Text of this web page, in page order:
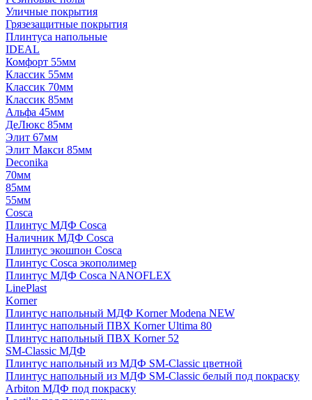
Уличные покрытия
Грязезащитные покрытия
Плинтуса напольные
IDEAL
Комфорт 55мм
Классик 55мм
Классик 70мм
Классик 85мм
Альфа 45мм
ДеЛюкс 85мм
Элит 67мм
Элит Макси 85мм
Deconika
70мм
85мм
55мм
Cosca
Плинтус МДФ Cosca
Наличник МДФ Cosca
Плинтус экошпон Cosca
Плинтус Cosca экополимер
Плинтус МДФ Cosca NANOFLEX
LinePlast
Korner
Плинтус напольный МДФ Korner Modena NEW
Плинтус напольный ПВХ Korner Ultima 80
Плинтус напольный ПВХ Korner 52
SM-Classic МДФ
Плинтус напольный из МДФ SM-Classic цветной
Плинтус напольный из МДФ SM-Classic белый под покраску
Arbiton МДФ под покраску